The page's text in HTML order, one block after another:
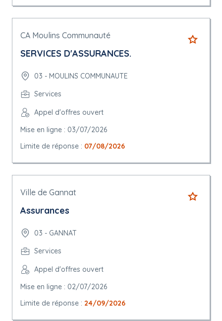
CA Moulins Communauté
SERVICES D'ASSURANCES.
03 - MOULINS COMMUNAUTE
Services
Appel d'offres ouvert
Mise en ligne : 03/07/2026
Limite de réponse : 07/08/2026
Ville de Gannat
Assurances
03 - GANNAT
Services
Appel d'offres ouvert
Mise en ligne : 02/07/2026
Limite de réponse : 24/09/2026